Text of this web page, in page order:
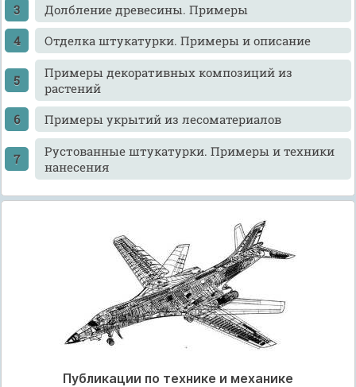
Долбление древесины. Примеры
Отделка штукатурки. Примеры и описание
Примеры декоративных композиций из
растений
Примеры укрытий из лесоматериалов
Рустованные штукатурки. Примеры и техники
нанесения
Публикации по технике и механике